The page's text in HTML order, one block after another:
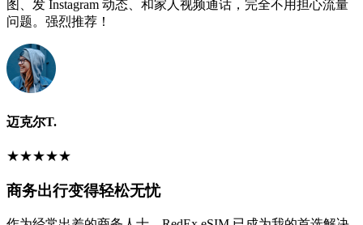
图、发 Instagram 动态、和家人视频通话，完全不用担心流量
问题。强烈推荐！
迈克尔T.
★★★★★
商务出行变得轻松无忧